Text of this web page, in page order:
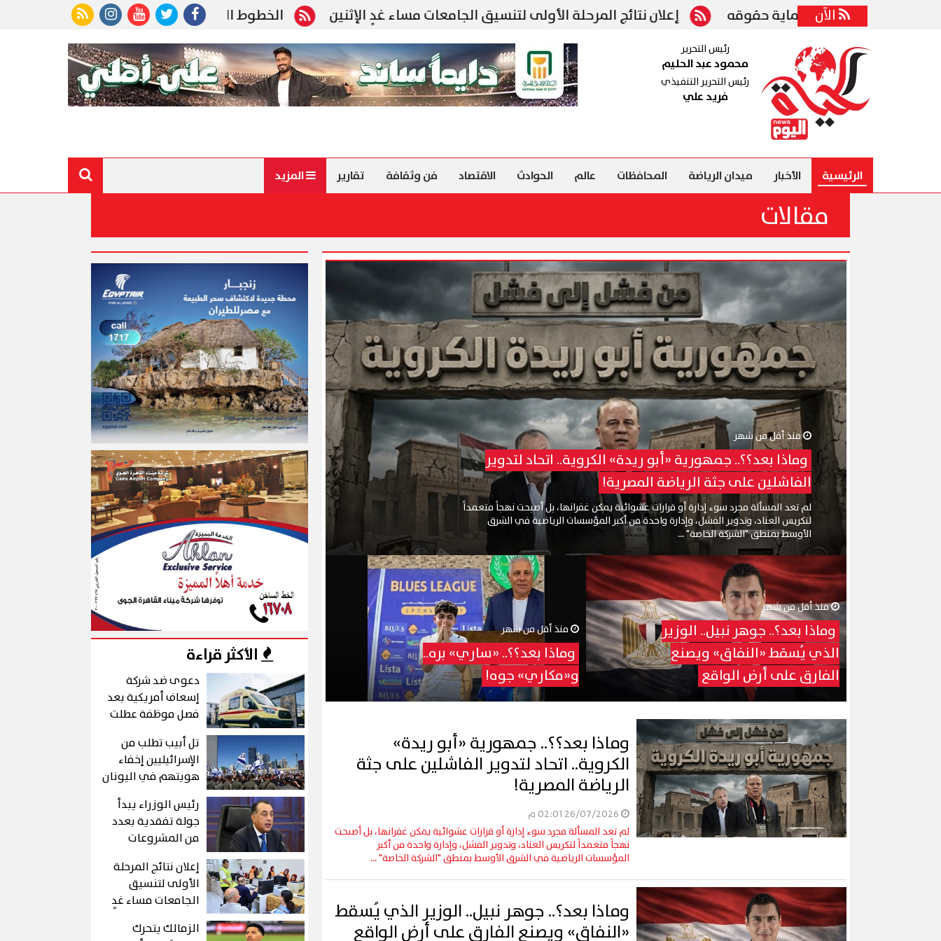
الآن الخطوط السعودية تتصدر شركات الطيران عالميًا في انضباط مواعيد إعلان نتائج المرحلة الأولى لتنسيق الجامعات مساء غدٍ الإثنين موقفه لحماية حقوقه
رئيس التحرير
محمود عبد الحليم
رئيس التحرير التنفيذي
فريد علي
الرئيسية الأخبار ميدان الرياضة المحافظات عالم الحوادث الاقتصاد فن وثقافة تقارير المزيد
مقالات
منذ أقل من شهر
وماذا بعد؟؟.. جمهورية «أبو ريدة» الكروية.. اتحاد لتدوير
الفاشلين على جثة الرياضة المصرية!
لم تعد المسألة مجرد سوء إدارة أو قرارات عشوائية يمكن غفرانها، بل أصبحت نهجاً متعمداً
لتكريس العناد، وتدوير الفشل، وإدارة واحدة من أكبر المؤسسات الرياضية في الشرق
الأوسط بمنطق "الشركة الخاصة" ...
منذ أقل من شهر
وماذا بعد؟.. جوهر نبيل.. الوزير
الذي يُسقط «النفاق» ويصنع
الفارق على أرض الواقع
منذ أقل من شهر
وماذا بعد؟؟.. «ساري» بره..
و«مكاري» جوه!
وماذا بعد؟؟.. جمهورية «أبو ريدة»
الكروية.. اتحاد لتدوير الفاشلين على جثة
الرياضة المصرية!
لم تعد المسألة مجرد سوء إدارة أو قرارات عشوائية يمكن غفرانها، بل أصبحت
نهجاً متعمداً لتكريس العناد، وتدوير الفشل، وإدارة واحدة من أكبر
المؤسسات الرياضية في الشرق الأوسط بمنطق "الشركة الخاصة" ...
وماذا بعد؟.. جوهر نبيل.. الوزير الذي يُسقط
«النفاق» ويصنع الفارق على أرض الواقع
الأكثر قراءة
دعوى ضد شركة
إسعاف أمريكية بعد
فصل موظفة عطلت
كاميرات تصور
المرضى
تل أبيب تطلب من
الإسرائيليين إخفاء
هويتهم في اليونان
تضامنية مع فلسطين
رئيس الوزراء يبدأ
جولة تفقدية بعدد
من المشروعات
بمطروح
إعلان نتائج المرحلة
الأولى لتنسيق
الجامعات مساء غدٍ
الزمالك يتحرك